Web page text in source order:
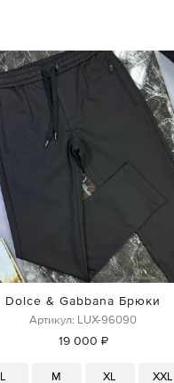
Dolce & Gabbana Брюки
Артикул: LUX-96090
19 000 ₽
L M XL XXL